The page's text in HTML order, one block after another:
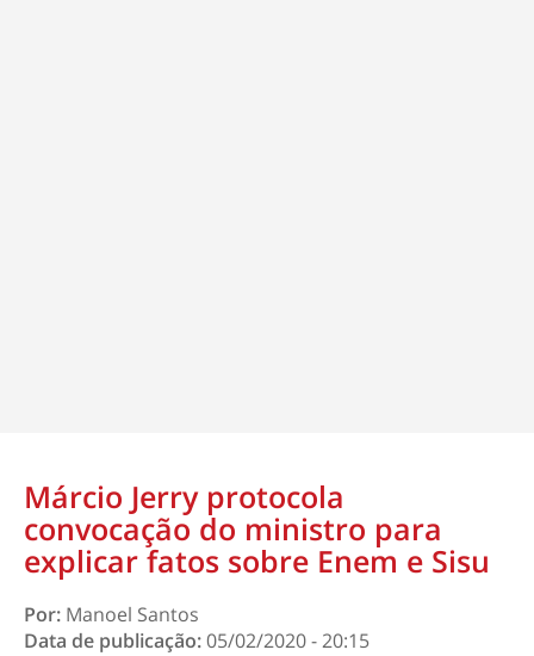
Márcio Jerry protocola
convocação do ministro para
explicar fatos sobre Enem e Sisu
Por: Manoel Santos
Data de publicação:05/02/2020 - 20:15